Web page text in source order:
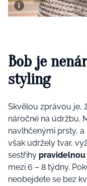
Bob je
styling
Skvělou zprávou je,
náročné na údržbu.
navlhčenými prsty,
však udržely tvar,
sestřihy pravidelnou
mezi 6 – 8 týdny.
neobejdete se bez